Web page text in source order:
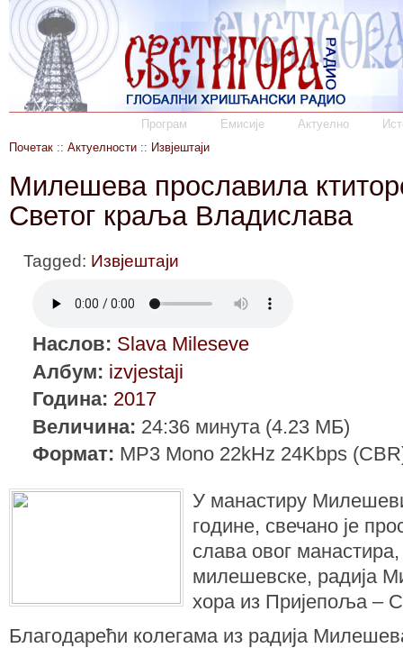
Програм Емисије Актуелно
Почетак :: Актуелности :: Извјештаји
Милешева прославила
Светог краља Владислава
Tagged: Извјештаји
Наслов: Slava Mileseve
Албум: izvjestaji
Година: 2017
Величина: 24:36 минута (4.23 МБ)
Формат: MP3 Mono 22kHz 24Kbps
У манастиру
године, свечано је
слава овог
милешевске, радија
хора из Пријепоља –
Благодарећи колегама из радија